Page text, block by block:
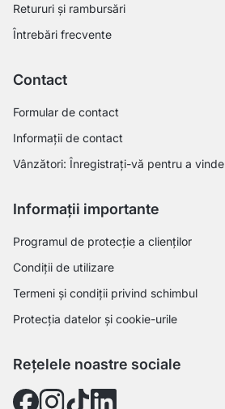
Retururi și rambursări
Întrebări frecvente
Contact
Formular de contact
Informații de contact
Vânzători: Înregistrați-vă pentru a vinde
Informații importante
Programul de protecție a clienților
Condiții de utilizare
Termeni și condiții privind schimbul
Protecția datelor și cookie-urile
Rețelele noastre sociale